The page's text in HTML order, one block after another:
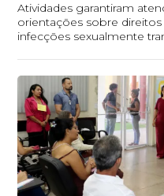
Atividades garantiram
orientações sobre
infecções sexualmente